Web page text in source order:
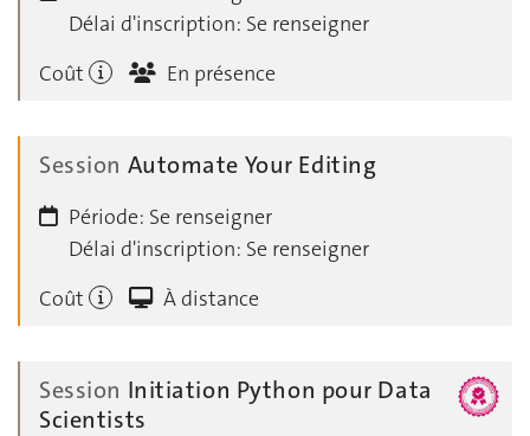
Délai d'inscription: Se renseigner
Coût
En présence
Session Automate Your Editing
Période: Se renseigner
Délai d'inscription: Se renseigner
Coût
À distance
Session Initiation Python pour Data
Scientists